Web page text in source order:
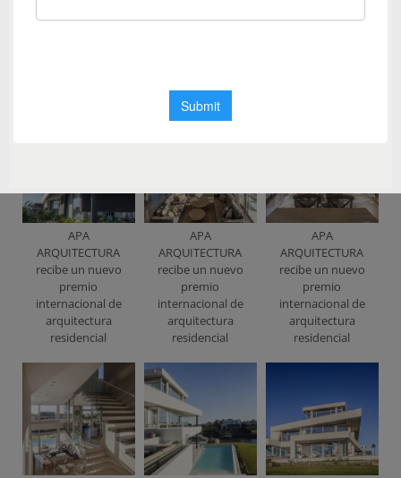
recibe un nuevo
recibe un nuevo
recibe un nuevo
APA
ARQUITECTURA
recibe un nuevo
premio
internacional de
arquitectura
residencial
APA
ARQUITECTURA
recibe un nuevo
premio
internacional de
arquitectura
residencial
APA
ARQUITECTURA
recibe un nuevo
premio
internacional de
arquitectura
residencial